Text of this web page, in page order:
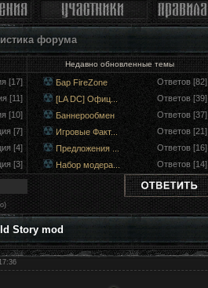
форума
Недавно обновленные темы
[17]
[11]
[10]
[7]
[4]
[3]
Бар FireZone
Ответов [82]
[LA DC] Офиц...
Ответов [39]
Баннерообмен
Ответов [37]
Игровые Факт...
Ответов [21]
Предложения ...
Ответов [16]
Набор модера...
Ответов [14]
Story mod